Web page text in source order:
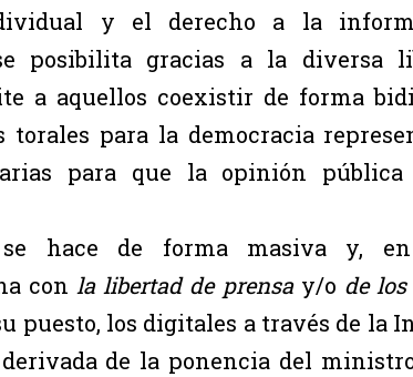
y el derecho a la
posibilita gracias a la diversa
a aquellos coexistir de forma
torales para la democracia
para que la opinión
se hace de forma masiva y,
con la libertad de prensay/o de
puesto, los digitales a través de la
derivada de la ponencia del